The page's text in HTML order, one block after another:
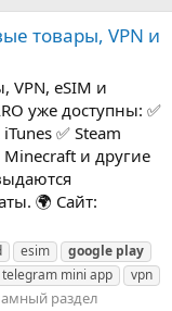
товары, VPN и
VPN, eSIM и
уже доступны: ✅
✅ Steam
Minecraft и другие
🌍 Сайт:
esim google play
telegram mini app
vpn
раздел